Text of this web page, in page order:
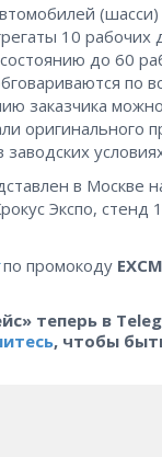
10 рабочих
до 60
по
заказчика
оригинального
в Москве
Экспо, стенд
по промокоду
теперь в
, чтобы